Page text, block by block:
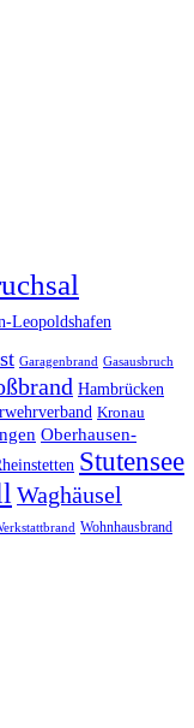
Leopoldshafen
Garagenbrand Gasausbruch
Hambrücken
Kronau
Oberhausen-
Stutensee
Waghäusel
Wohnhausbrand